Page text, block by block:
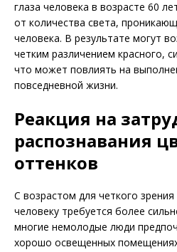
глаза человека в возрасте 60
от количества света,
человека. В результате могут
четким различением красного,
что может повлиять на
повседневной жизни.
Реакция на
распознавания
оттенков
С возрастом для четкого
человеку требуется более
многие немолодые люди
хорошо освещенных